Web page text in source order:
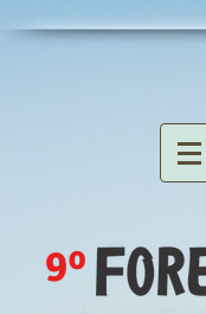
9º